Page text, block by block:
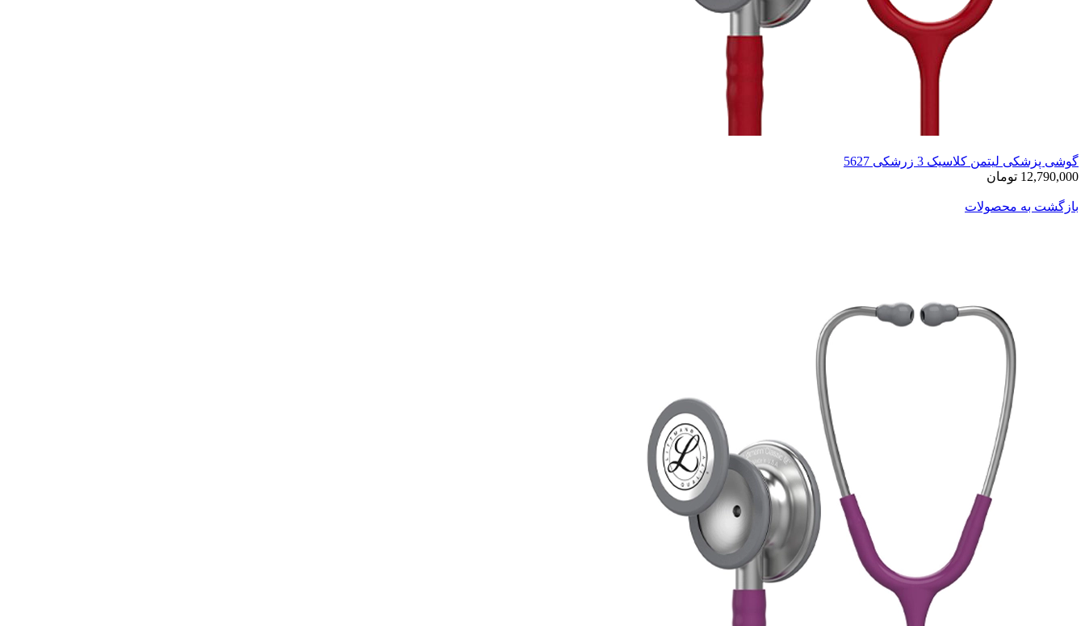
گوشی پزشکی لیتمن کلاسیک 3 زرشکی 5627
12,790,000 تومان
بازگشت به محصولات